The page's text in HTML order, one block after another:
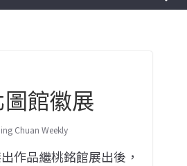
圖館徽展
Chuan Weekly
作品繼桃銘館展出後，